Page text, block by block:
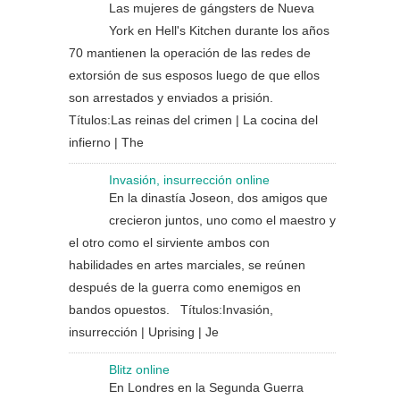
Las mujeres de gángsters de Nueva
York en Hell's Kitchen durante los años
70 mantienen la operación de las redes de
extorsión de sus esposos luego de que ellos
son arrestados y enviados a prisión.
Títulos:Las reinas del crimen | La cocina del
infierno | The
Invasión, insurrección online
En la dinastía Joseon, dos amigos que
crecieron juntos, uno como el maestro y
el otro como el sirviente ambos con
habilidades en artes marciales, se reúnen
después de la guerra como enemigos en
bandos opuestos. Títulos:Invasión,
insurrección | Uprising | Je
Blitz online
En Londres en la Segunda Guerra